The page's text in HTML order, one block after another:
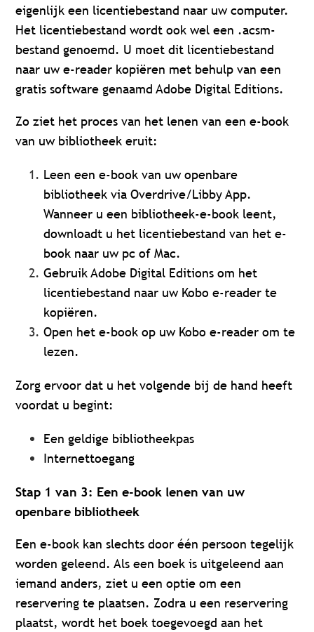
eigenlijk een licentiebestand naar uw computer.
Het licentiebestand wordt ook wel een .acsm-
bestand genoemd. U moet dit licentiebestand
naar uw e-reader kopiëren met behulp van een
gratis software genaamd Adobe Digital Editions.
Zo ziet het proces van het lenen van een e-book
van uw bibliotheek eruit:
Leen een e-book van uw openbare
bibliotheek via Overdrive/Libby App.
Wanneer u een bibliotheek-e-book leent,
downloadt u het licentiebestand van het e-
book naar uw pc of Mac.
Gebruik Adobe Digital Editions om het
licentiebestand naar uw Kobo e-reader te
kopiëren.
Open het e-book op uw Kobo e-reader om te
lezen.
Zorg ervoor dat u het volgende bij de hand heeft
voordat u begint:
Een geldige bibliotheekpas
Internettoegang
Stap 1 van 3: Een e-book lenen van uw
openbare bibliotheek
Een e-book kan slechts door één persoon tegelijk
worden geleend. Als een boek is uitgeleend aan
iemand anders, ziet u een optie om een
reservering te plaatsen. Zodra u een reservering
plaatst, wordt het boek toegevoegd aan het